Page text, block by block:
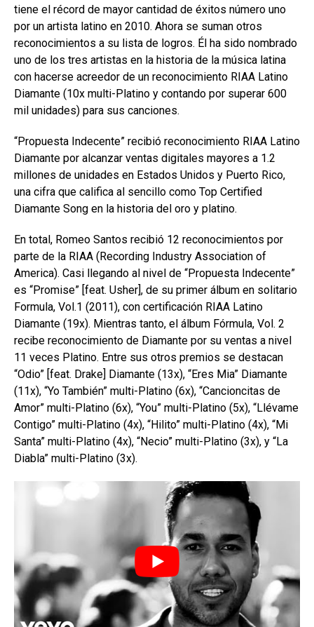
tiene el récord de mayor cantidad de éxitos número uno
por un artista latino en 2010. Ahora se suman otros
reconocimientos a su lista de logros. Él ha sido nombrado
uno de los tres artistas en la historia de la música latina
con hacerse acreedor de un reconocimiento RIAA Latino
Diamante (10x multi-Platino y contando por superar 600
mil unidades) para sus canciones.
“Propuesta Indecente” recibió reconocimiento RIAA Latino
Diamante por alcanzar ventas digitales mayores a 1.2
millones de unidades en Estados Unidos y Puerto Rico,
una cifra que califica al sencillo como Top Certified
Diamante Song en la historia del oro y platino.
En total, Romeo Santos recibió 12 reconocimientos por
parte de la RIAA (Recording Industry Association of
America). Casi llegando al nivel de “Propuesta Indecente”
es “Promise” [feat. Usher], de su primer álbum en solitario
Formula, Vol.1 (2011), con certificación RIAA Latino
Diamante (19x). Mientras tanto, el álbum Fórmula, Vol. 2
recibe reconocimiento de Diamante por su ventas a nivel
11 veces Platino. Entre sus otros premios se destacan
“Odio” [feat. Drake] Diamante (13x), “Eres Mia” Diamante
(11x), “Yo También” multi-Platino (6x), “Cancioncitas de
Amor” multi-Platino (6x), “You” multi-Platino (5x), “Llévame
Contigo” multi-Platino (4x), “Hilito” multi-Platino (4x), “Mi
Santa” multi-Platino (4x), “Necio” multi-Platino (3x), y “La
Diabla” multi-Platino (3x).